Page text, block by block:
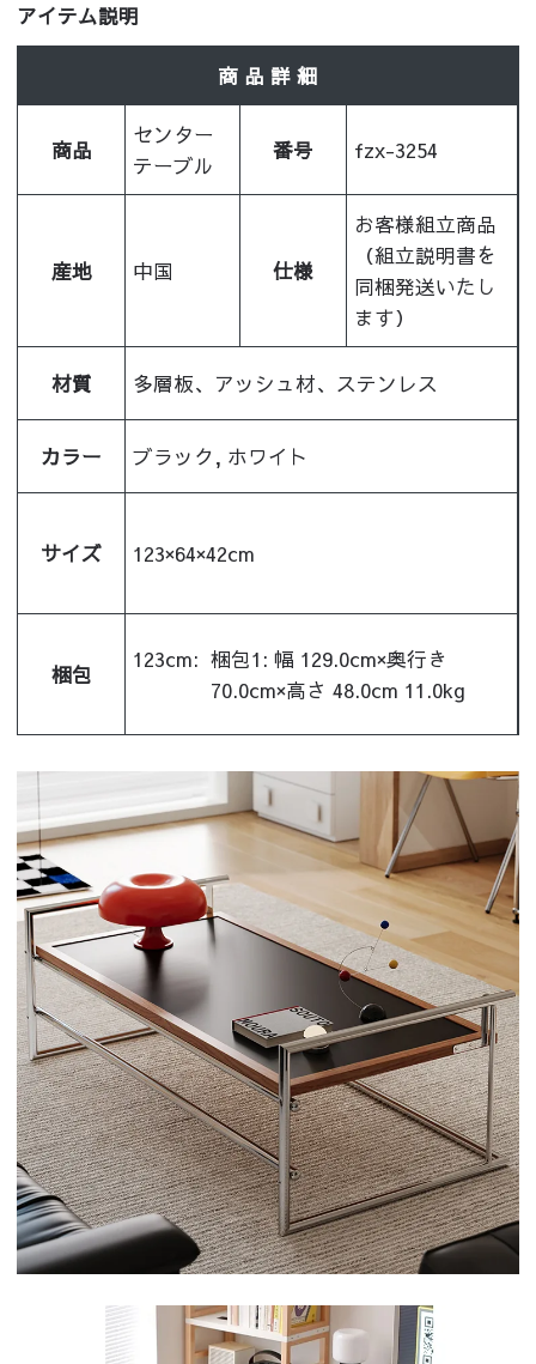
アイテム説明
商 品 詳 細
商品
センター
テーブル
番号 fzx-3254
産地 中国 仕様
お客様組立商品
（組立説明書を
同梱発送いたし
ます）
材質 多層板、アッシュ材、ステンレス
カラー ブラック, ホワイト
サイズ 123×64×42cm
梱包
123cm: 梱包1: 幅 129.0cm×奥行き
70.0cm×高さ 48.0cm 11.0kg